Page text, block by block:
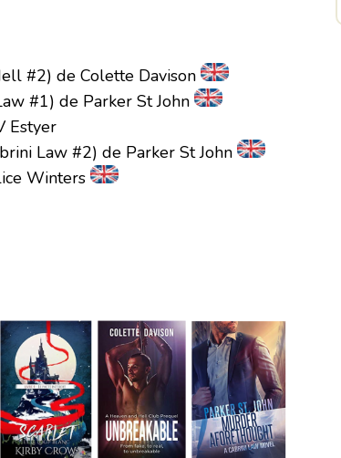
#2) de Colette Davison
#1) de Parker St John
Estyer
Law #2) de Parker St John
Winters